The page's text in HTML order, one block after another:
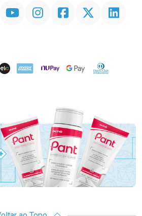
InstagramFacebookTwitter Linkedin
AMEX NuPay Google PayDiners Club
Destaque